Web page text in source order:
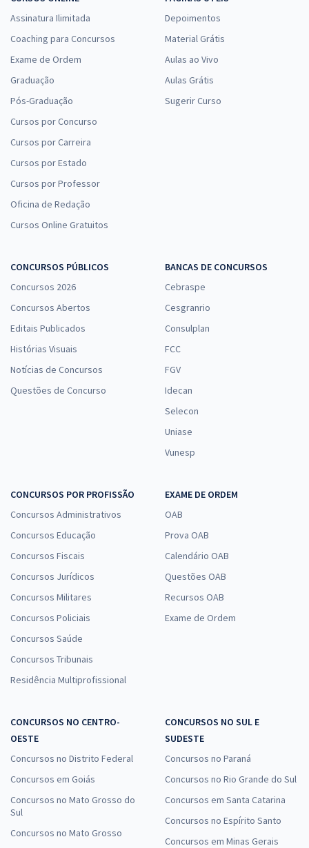
Assinatura Ilimitada
Coaching para Concursos
Exame de Ordem
Graduação
Pós-Graduação
Cursos por Concurso
Cursos por Carreira
Cursos por Estado
Cursos por Professor
Oficina de Redação
Cursos Online Gratuitos
Depoimentos
Material Grátis
Aulas ao Vivo
Aulas Grátis
Sugerir Curso
CONCURSOS PÚBLICOS
Concursos 2026
Concursos Abertos
Editais Publicados
Histórias Visuais
Notícias de Concursos
Questões de Concurso
BANCAS DE CONCURSOS
Cebraspe
Cesgranrio
Consulplan
FCC
FGV
Idecan
Selecon
Uniase
Vunesp
CONCURSOS POR PROFISSÃO
Concursos Administrativos
Concursos Educação
Concursos Fiscais
Concursos Jurídicos
Concursos Militares
Concursos Policiais
Concursos Saúde
Concursos Tribunais
Residência Multiprofissional
EXAME DE ORDEM
OAB
Prova OAB
Calendário OAB
Questões OAB
Recursos OAB
Exame de Ordem
CONCURSOS NO CENTRO-
OESTE
Concursos no Distrito Federal
Concursos em Goiás
Concursos no Mato Grosso do
Sul
Concursos no Mato Grosso
CONCURSOS NO SUL E
SUDESTE
Concursos no Paraná
Concursos no Rio Grande do Sul
Concursos em Santa Catarina
Concursos no Espírito Santo
Concursos em Minas Gerais